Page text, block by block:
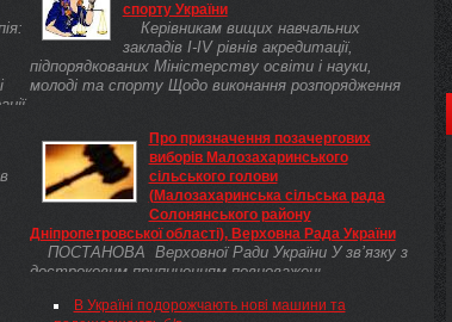
спорту України
Керівникам вищих навчальних
закладів I-IV рівнів акредитації,
підпорядкованих Міністерству освіти і науки,
молоді та спорту Щодо виконання розпорядження
Про призначення позачергових
виборів Малозахаринського
сільського голови
(Малозахаринська сільська рада
Солонянського району
Дніпропетровської області), Верховна Рада України
ПОСТАНОВА Верховної Ради України У зв’язку з
достроковим припиненням повноважень
В.І. (Малозахаринська сільська рада
В Україні подорожчають нові машини та